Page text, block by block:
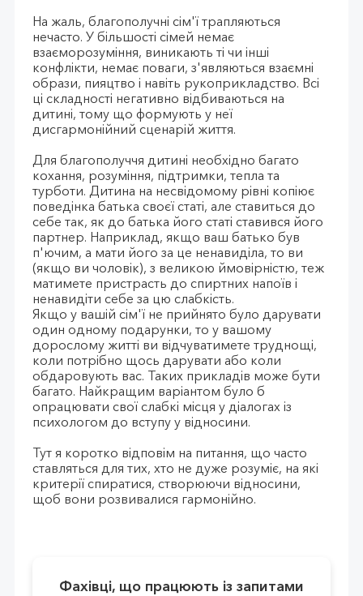
На жаль, благополучні сім'ї трапляються
нечасто. У більшості сімей немає
взаєморозуміння, виникають ті чи інші
конфлікти, немає поваги, з'являються взаємні
образи, пияцтво і навіть рукоприкладство. Всі
ці складності негативно відбиваються на
дитині, тому що формують у неї
дисгармонійний сценарій життя.
Для благополуччя дитині необхідно багато
кохання, розуміння, підтримки, тепла та
турботи. Дитина на несвідомому рівні копіює
поведінка батька своєї статі, але ставиться до
себе так, як до батька його статі ставився його
партнер. Наприклад, якщо ваш батько був
п'ючим, а мати його за це ненавиділа, то ви
(якщо ви чоловік), з великою ймовірністю, теж
матимете пристрасть до спиртних напоїв і
ненавидіти себе за цю слабкість.
Якщо у вашій сім'ї не прийнято було дарувати
один одному подарунки, то у вашому
дорослому житті ви відчуватимете труднощі,
коли потрібно щось дарувати або коли
обдаровують вас. Таких прикладів може бути
багато. Найкращим варіантом було б
опрацювати свої слабкі місця у діалогах із
психологом до вступу у відносини.
Тут я коротко відповім на питання, що часто
ставляться для тих, хто не дуже розуміє, на які
критерії спиратися, створюючи відносини,
щоб вони розвивалися гармонійно.
Фахівці, що працюють із запитами